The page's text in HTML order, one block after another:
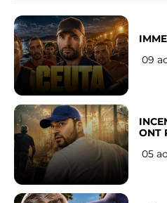
09
ONT
05